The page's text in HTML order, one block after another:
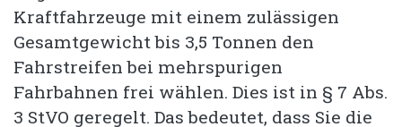
Kraftfahrzeuge mit einem zulässigen
Gesamtgewicht bis 3,5 Tonnen den
Fahrstreifen bei mehrspurigen
Fahrbahnen frei wählen. Dies ist in § 7 Abs.
3 StVO geregelt. Das bedeutet, dass Sie die